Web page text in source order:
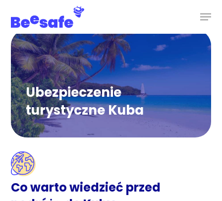
main
content
Ubezpieczenie
turystyczne Kuba
Co warto wiedzieć przed